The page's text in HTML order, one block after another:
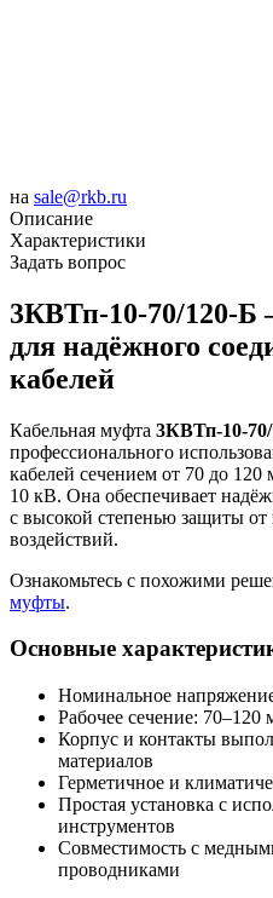
на sale@rkb.ru
Описание
Характеристики
Задать вопрос
3КВТп‑10‑70/
для надёжного
кабелей
Кабельная муфта
профессионального
кабелей сечением от 70 до
10 кВ. Она обеспечивает
с высокой степенью защиты
воздействий.
Ознакомьтесь с похожими
муфты.
Основные
Номинальное
Рабочее сечение: 70–120
Корпус и контакты
материалов
Герметичное и
Простая установка с
инструментов
Совместимость с
проводниками